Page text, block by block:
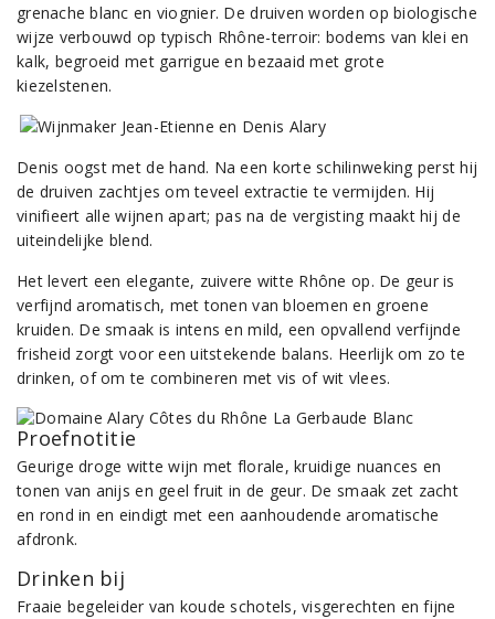
grenache blanc en viognier. De druiven worden op biologische
wijze verbouwd op typisch Rhône-terroir: bodems van klei en
kalk, begroeid met garrigue en bezaaid met grote
kiezelstenen.
Denis oogst met de hand. Na een korte schilinweking perst hij
de druiven zachtjes om teveel extractie te vermijden. Hij
vinifieert alle wijnen apart; pas na de vergisting maakt hij de
uiteindelijke blend.
Het levert een elegante, zuivere witte Rhône op. De geur is
verfijnd aromatisch, met tonen van bloemen en groene
kruiden. De smaak is intens en mild, een opvallend verfijnde
frisheid zorgt voor een uitstekende balans. Heerlijk om zo te
drinken, of om te combineren met vis of wit vlees.
Proefnotitie
Geurige droge witte wijn met florale, kruidige nuances en
tonen van anijs en geel fruit in de geur. De smaak zet zacht
en rond in en eindigt met een aanhoudende aromatische
afdronk.
Drinken bij
Fraaie begeleider van koude schotels, visgerechten en fijne